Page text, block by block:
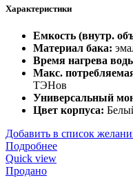
Характеристики
Емкость (внутр.
Материал бака:
Время нагрева
Макс.
ТЭНов
Универсальный
Цвет корпуса:
Добавить в список
Подробнее
Quick view
Продано